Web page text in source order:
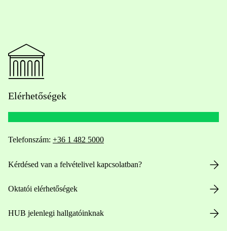
Elérhetőségek
Telefonszám: +36 1 482 5000
Kérdésed van a felvételivel kapcsolatban?
Oktatói elérhetőségek
HUB jelenlegi hallgatóinknak